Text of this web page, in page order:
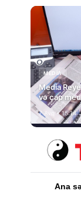
MEDİA
Media
və çap
7 Avq • 15:14
Ana